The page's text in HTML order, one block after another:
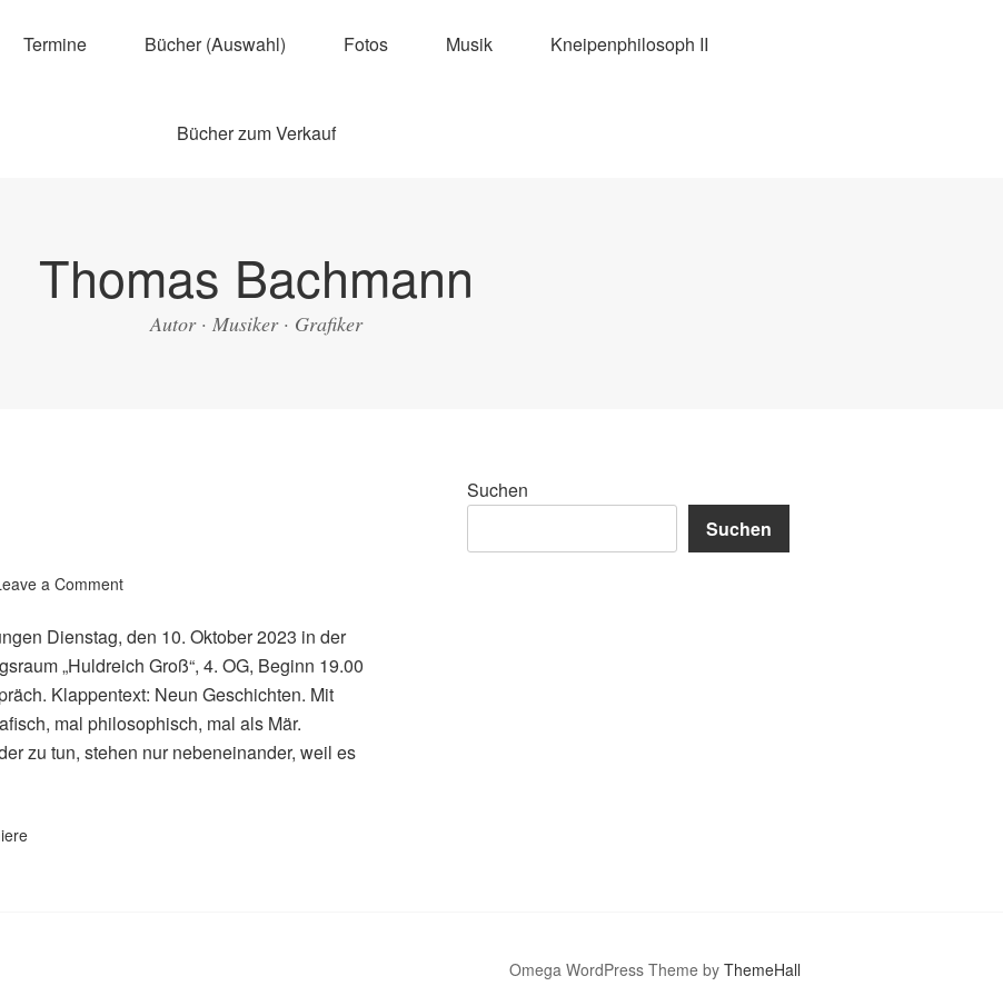
Termine Bücher (Auswahl) Fotos Musik Kneipenphilosoph II
Bücher zum Verkauf
Thomas Bachmann
Autor · Musiker · Grafiker
a Comment
Dienstag, den 10. Oktober 2023 in der
„Huldreich Groß“, 4. OG, Beginn 19.00
Klappentext: Neun Geschichten. Mit
mal philosophisch, mal als Mär.
zu tun, stehen nur nebeneinander, weil es
Suchen
Suchen
Omega WordPress Theme by ThemeHall